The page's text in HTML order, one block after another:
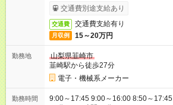
交通費別途支給あり
交通費 交通費支給有り
月収例 15～20万円
勤務地
山梨県韮崎市
韮崎駅から徒歩27分
電子・機械系メーカー
勤務時間
9:00～17:45 9:00～16:00 8:50～17:45 ※表記のうち実働5時間